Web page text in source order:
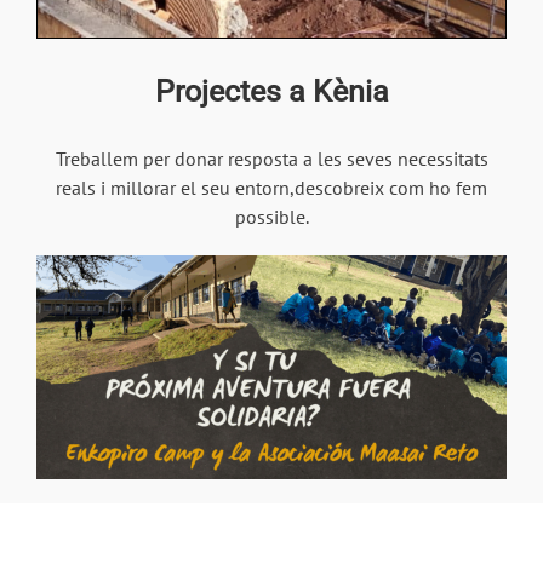
Projectes a Kènia
Treballem per donar resposta a les seves necessitats
reals i millorar el seu entorn,descobreix com ho fem
possible.